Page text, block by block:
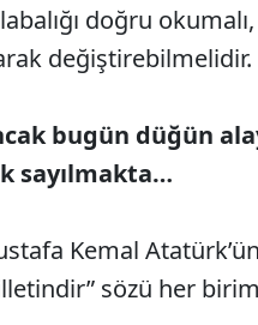
doğru
değiştirebilmelidir.
bugün düğün
sayılmakta…
Kemal
sözü her